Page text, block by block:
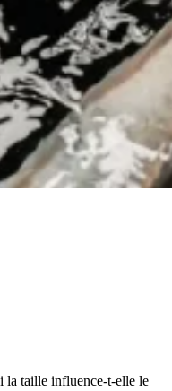
la taille influence-t-elle le